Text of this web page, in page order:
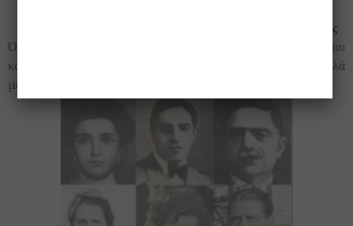
Εξουθενωμένος
Όταν έχασε το γιο του Αλέξανδρο, μου είπε: το βασίλειό μου
κατέρρευσε, έχτισα στην άμμο, που φεύγει μέσα από τα δάχτυλά
μου…